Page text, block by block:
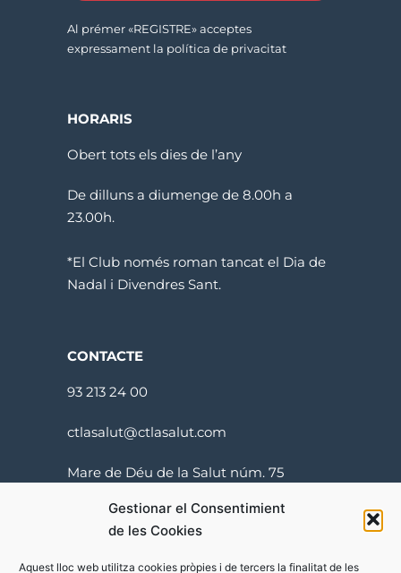
Gestionar el Consentimient
de les Cookies
Aquest lloc web utilitza cookies pròpies i de tercers la finalitat de les
Al prémer «REGISTRE» acceptes
expressament la política de privacitat
HORARIS
Obert tots els dies de l’any
De dilluns a diumenge de 8.00h a
23.00h.
*El Club només roman tancat el Dia de
Nadal i Divendres Sant.
CONTACTE
93 213 24 00
ctlasalut@ctlasalut.com
Mare de Déu de la Salut núm. 75